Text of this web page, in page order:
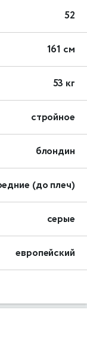
52
161 см
53 кг
стройное
блондин
(до плеч)
серые
европейский